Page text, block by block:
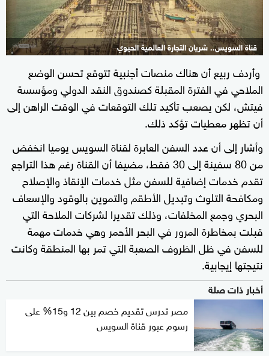
قناة السويس.. شريان التجارة العالمية الحيوي
1+
وأردف ربيع أن هناك منصات أجنبية تتوقع تحسن الوضع
الملاحي في الفترة المقبلة كصندوق النقد الدولي ومؤسسة
فيتش، لكن يصعب تأكيد تلك التوقعات في الوقت الراهن إلى
أن تظهر معطيات تؤكد ذلك.
وأشار إلى أن عدد السفن العابرة لقناة السويس يوميا انخفض
من 80 سفينة إلى 30 فقط، مضيفا أن القناة رغم هذا التراجع
تقدم خدمات إضافية للسفن مثل خدمات الإنقاذ والإصلاح
ومكافحة التلوث وتبديل الأطقم والتموين بالوقود والإسعاف
البحري وجمع المخلفات، وذلك تقديرا لشركات الملاحة التي
قبلت بمخاطرة المرور في البحر الأحمر وهي خدمات مهمة
للسفن في ظل الظروف الصعبة التي تمر بها المنطقة وكانت
نتيجتها إيجابية.
أخبار ذات صلة
مصر تدرس تقديم خصم بين 12 و15% على
رسوم عبور قناة السويس